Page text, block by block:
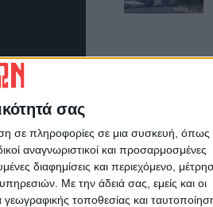
σας
σε πληροφορίες σε μια συσκευή, όπως
αναγνωριστικοί και προσαρμοσμένες
διαφημίσεις και περιεχόμενο,
Με την άδειά σας, εμείς και οι
τοποθεσίας και